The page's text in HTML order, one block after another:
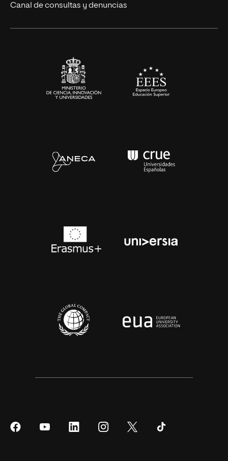
Canal de consultas y denuncias
SíguenosSíguenos
SíguenosSíguenos
Síguenos